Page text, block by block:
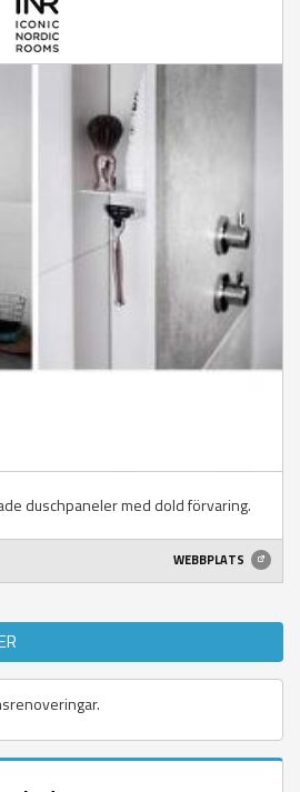
duschpaneler med dold förvaring.
WEBBPLATS